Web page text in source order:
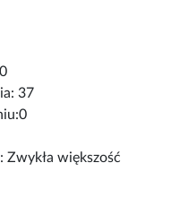
37
Zwykła większość